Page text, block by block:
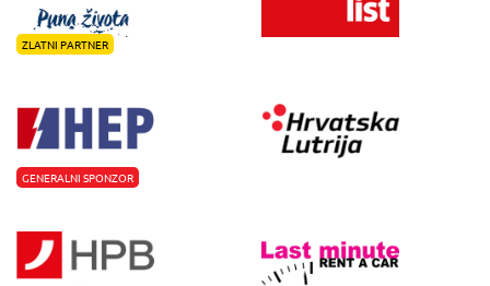
ZLATNI PARTNER
GENERALNI SPONZOR